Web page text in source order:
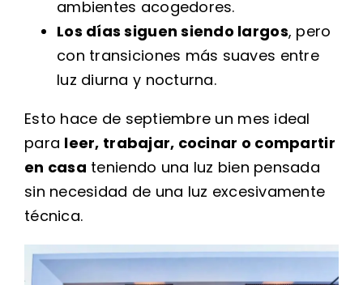
ambientes acogedores.
Los días siguen siendo largos, pero
con transiciones más suaves entre
luz diurna y nocturna.
Esto hace de septiembre un mes ideal
para leer, trabajar, cocinar o compartir
en casa teniendo una luz bien pensada
sin necesidad de una luz excesivamente
técnica.